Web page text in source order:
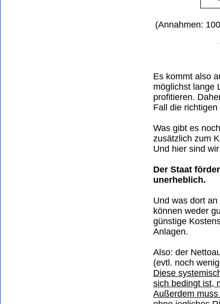
(Annahmen:
Es kommt also
möglichst lange
profitieren.
Fall die richtigen
Was gibt es
zusätzlich zum
Und hier sind
Der Staat
unerheblich.
Und was dort
können weder
günstige
Anlagen.
Also: der
(evtl. noch
Diese
sich bedingt ist,
Außerdem